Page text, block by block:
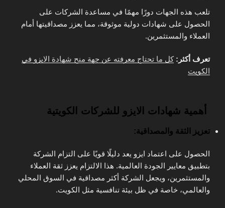
تلعب هذه الجهات دورًا مهمًا في مساعدة الشركات على
الحصول على شهادات دولية موثوقة، مما يعزز مصداقيتها أمام
العملاء والمستثمرين.
تعرف أكثر: كل ما تحتاج معرفته عن جهة منح شهادة الايزو في
الكويت
أهمية شهادات الايزو للشركات الكويتية
تعزيز الثقة والمصداقية:
الحصول على اعتماد ايزو يعد دليلًا قويًا على التزام الشركة
بتطبيق معايير الجودة العالمية. هذا الالتزام يعزز ثقة العملاء
والمستثمرين، ويجعل الشركة أكثر مصداقية في السوق المحلي
والعالمي، خاصة في ظل بيئة تنافسية مثل الكويت.